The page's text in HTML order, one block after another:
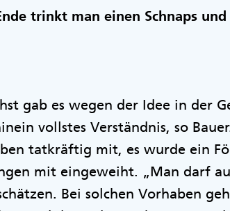
trinkt man einen Schnaps
gab es wegen der Idee in der
vollstes Verständnis, so
tatkräftig mit, es wurde ein
mit eingeweiht. „Man darf
Bei solchen Vorhaben